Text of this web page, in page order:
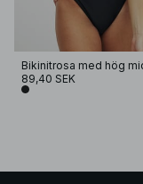
Bikinitrosa med hög
89,40 SEK